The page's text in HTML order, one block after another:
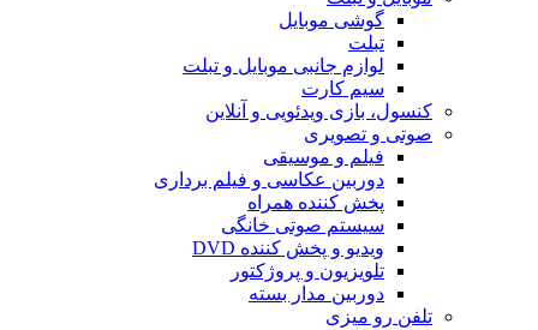
گوشی موبایل
تبلت
لوازم جانبی موبایل و تبلت
سیم کارت
کنسول، بازی‌ ویدئویی و آنلاین
صوتی و تصویری
فیلم و موسیقی
دوربین عکاسی و فیلم برداری
پخش کننده همراه
سیستم صوتی خانگی
ویدیو و پخش کننده DVD
تلویزیون و پروژکتور
دوربین مدار بسته
تلفن رو میزی